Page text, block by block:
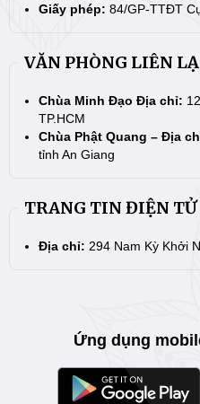
Giấy phép: 84/GP-TTĐT
VĂN PHÒNG LIÊN
Chùa Minh Đạo Địa chỉ:
TP.HCM
Chùa Phật Quang – Địa
tỉnh An Giang
TRANG TIN ĐIỆN TỬ
Địa chỉ: 294 Nam Kỳ Khởi
Ứng dụng